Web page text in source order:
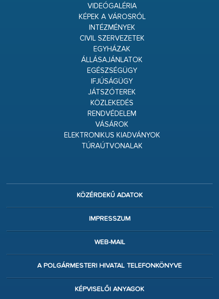
VIDEÓGALÉRIA
KÉPEK A VÁROSRÓL
INTÉZMÉNYEK
CIVIL SZERVEZETEK
EGYHÁZAK
ÁLLÁSAJÁNLATOK
EGÉSZSÉGÜGY
IFJÚSÁGÜGY
JÁTSZÓTEREK
KÖZLEKEDÉS
RENDVÉDELEM
VÁSÁROK
ELEKTRONIKUS KIADVÁNYOK
TÚRAÚTVONALAK
KÖZÉRDEKŰ ADATOK
IMPRESSZUM
WEB-MAIL
A POLGÁRMESTERI HIVATAL TELEFONKÖNYVE
KÉPVISELŐI ANYAGOK